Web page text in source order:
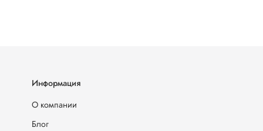
Информация
О компании
Блог